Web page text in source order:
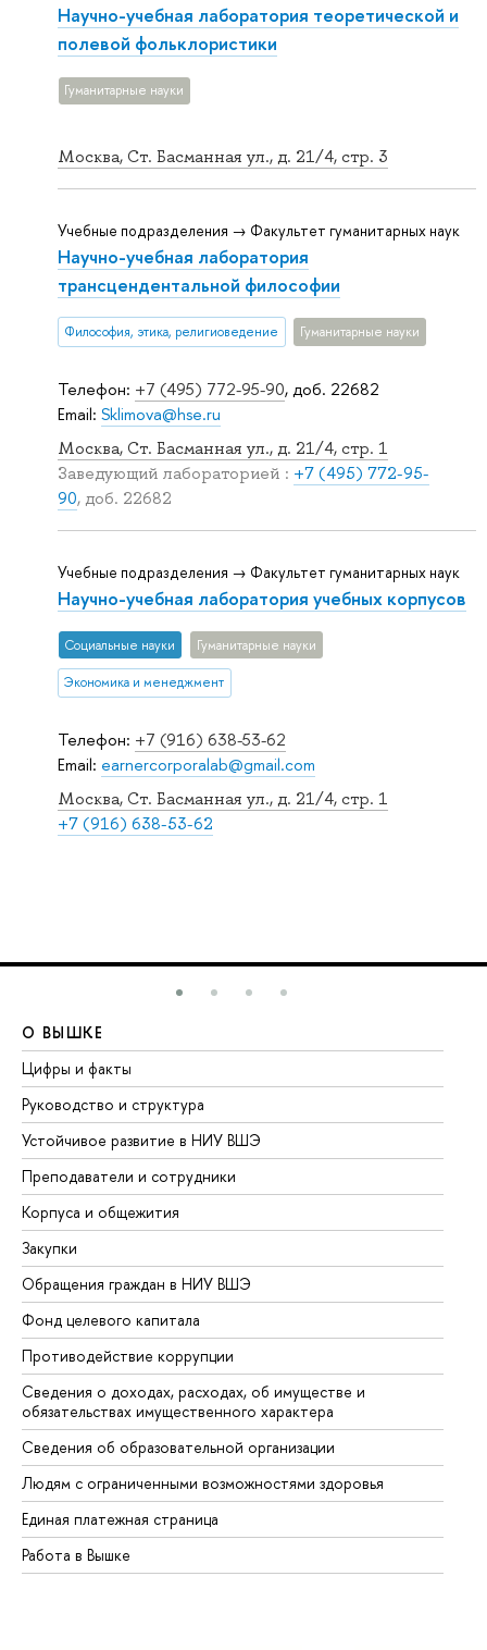
Москва, Ст. Басманная ул., д. 21/4, стр. 3
Научно-учебная лаборатория теоретической и
полевой фольклористики
Гуманитарные науки
Телефон: +7 (495) 772-95-90, доб. 22682
Email: Sklimova@hse.ru
Москва, Ст. Басманная ул., д. 21/4, стр. 1
Заведующий лабораторией : +7 (495) 772-95-
90, доб. 22682
Учебные подразделения → Факультет гуманитарных наук
Научно-учебная лаборатория
трансцендентальной философии
Философия, этика, религиоведение Гуманитарные науки
Телефон: +7 (916) 638-53-62
Email: earnercorporalab@gmail.com
Москва, Ст. Басманная ул., д. 21/4, стр. 1
+7 (916) 638-53-62
Учебные подразделения → Факультет гуманитарных наук
Научно-учебная лаборатория учебных корпусов
Социальные науки Гуманитарные науки
Экономика и менеджмент
О ВЫШКЕ
Цифры и факты
Руководство и структура
Устойчивое развитие в НИУ ВШЭ
Преподаватели и сотрудники
Корпуса и общежития
Закупки
Обращения граждан в НИУ ВШЭ
Фонд целевого капитала
Противодействие коррупции
Сведения о доходах, расходах, об имуществе и
обязательствах имущественного характера
Сведения об образовательной организации
Людям с ограниченными возможностями здоровья
Единая платежная страница
Работа в Вышке